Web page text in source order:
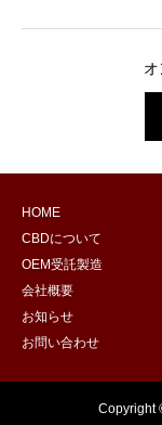
HOME
CBDについて
OEM受託製造
会社概要
お知らせ
お問い合わせ
Copyright